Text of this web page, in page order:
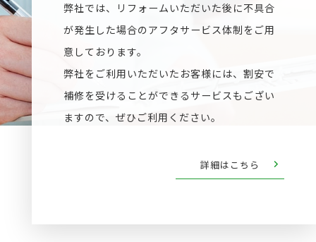
弊社では、リフォームいただいた後に不具合
が発生した場合のアフタサービス体制をご用
意しております。
弊社をご利用いただいたお客様には、割安で
補修を受けることができるサービスもござい
ますので、ぜひご利用ください。
詳細はこちら